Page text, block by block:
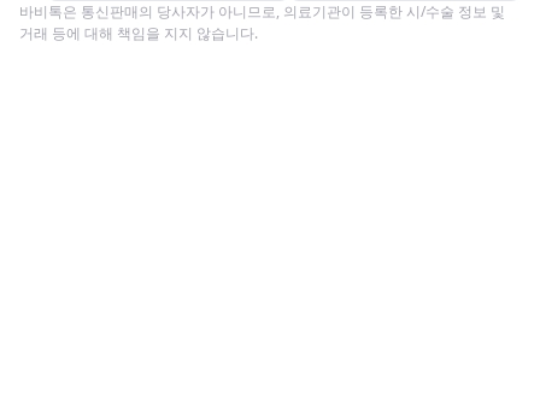
바비톡은 통신판매의 당사자가 아니므로, 의료기관이 등록한 시/수술 정보 및
거래 등에 대해 책임을 지지 않습니다.